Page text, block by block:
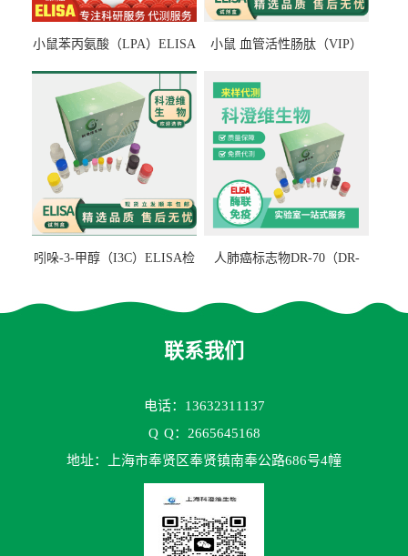
小鼠苯丙氨酸（LPA）ELISA
小鼠 血管活性肠肽（VIP）
吲哚-3-甲醇（I3C）ELISA检
人肺癌标志物DR-70（DR-
联系我们
电话：13632311137
Q Q：2665645168
地址：上海市奉贤区奉贤镇南奉公路686号4幢